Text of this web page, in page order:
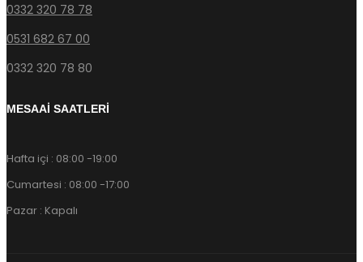
0332 320 78 78
0531 682 67 00
0332 320 78 80
MESAAİ SAATLERİ
Hafta içi : 08:00 -19:00
Cumartesi : 08:00 -17:00
Pazar : Kapalı